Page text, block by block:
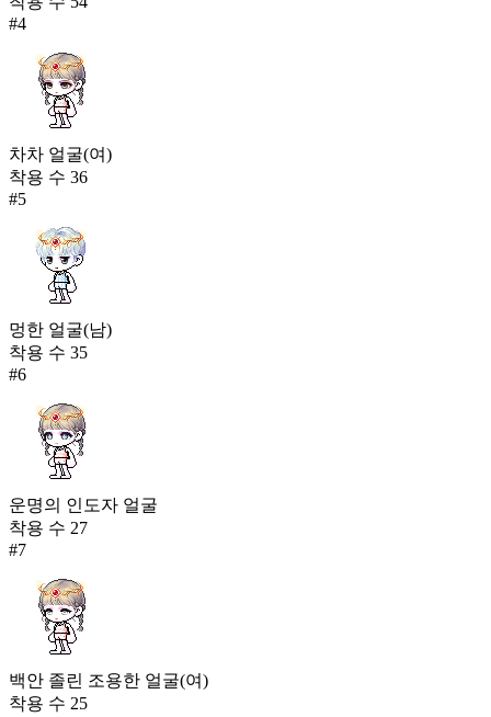
#4
차차 얼굴(여)
착용 수 36
#5
멍한 얼굴(남)
착용 수 35
#6
운명의 인도자 얼굴
착용 수 27
#7
백안 졸린 조용한 얼굴(여)
착용 수 25